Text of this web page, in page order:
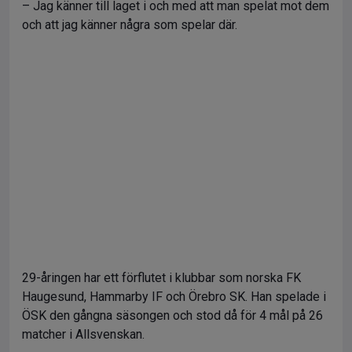
– Jag känner till laget i och med att man spelat mot dem
och att jag känner några som spelar där.
29-åringen har ett förflutet i klubbar som norska FK
Haugesund, Hammarby IF och Örebro SK. Han spelade i
ÖSK den gångna säsongen och stod då för 4 mål på 26
matcher i Allsvenskan.